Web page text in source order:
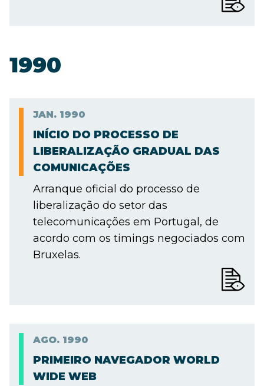
1990
JAN. 1990
INÍCIO DO PROCESSO DE
LIBERALIZAÇÃO GRADUAL DAS
COMUNICAÇÕES
Arranque oficial do processo de
liberalização do setor das
telecomunicações em Portugal, de
acordo com os timings negociados com
Bruxelas.
AGO. 1990
PRIMEIRO NAVEGADOR WORLD
WIDE WEB